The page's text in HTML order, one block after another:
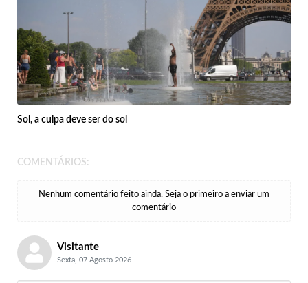
Sol, a culpa deve ser do sol
COMENTÁRIOS:
Nenhum comentário feito ainda. Seja o primeiro a enviar um
comentário
Visitante
Sexta, 07 Agosto 2026